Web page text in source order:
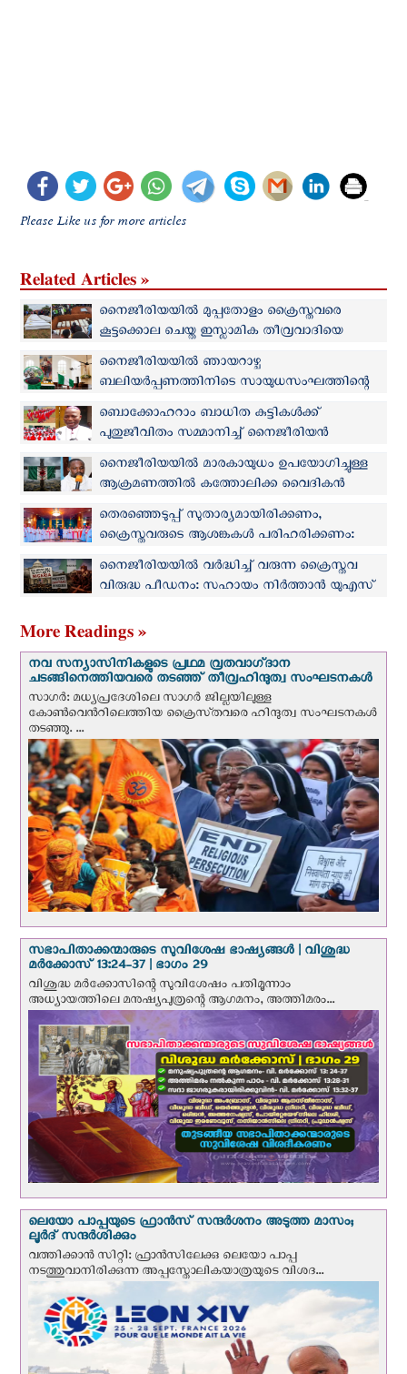
Please Like us for more articles
Related Articles »
നൈജീരിയയില്‍ മുപ്പതോളം ക്രൈസ്തവരെ
കൂട്ടക്കൊല ചെയ്ത ഇസ്ലാമിക തീവ്രവാദിയെ
സൈന്യം അറസ്റ്റ് ചെയ്തു
നൈജീരിയയില്‍ ഞായറാഴ്ച
ബലിയര്‍പ്പണത്തിനിടെ സായുധസംഘത്തിന്റെ
ആക്രമണം: 2 പേരെ തട്ടിക്കൊണ്ടുപോയി
ബൊക്കോഹറാം ബാധിത കുട്ടികൾക്ക്
പുതുജീവിതം സമ്മാനിച്ച് നൈജീരിയന്‍
സഭയുടെ വിദ്യാഭ്യാസ പദ്ധതി
നൈജീരിയയിൽ മാരകായുധം ഉപയോഗിച്ചുള്ള
ആക്രമണത്തിൽ കത്തോലിക്ക വൈദികൻ
കൊല്ലപ്പെട്ടു
തെരഞ്ഞെടുപ്പ് സുതാര്യമായിരിക്കണം,
ക്രൈസ്തവരുടെ ആശങ്കകൾ പരിഹരിക്കണം:
നൈജീരിയന്‍ മെത്രാൻ സമിതി
നൈജീരിയയില്‍ വര്‍ദ്ധിച്ച് വരുന്ന ക്രൈസ്തവ
വിരുദ്ധ പീഡനം: സഹായം നിർത്താൻ യുഎസ്
More Readings »
നവ സന്യാസിനികളുടെ പ്രഥമ വ്രതവാഗ്‌ദാന
ചടങ്ങിനെത്തിയവരെ തടഞ്ഞ് തീവ്രഹിന്ദുത്വ സംഘടനകള്‍
സാഗർ: മധ്യപ്രദേശിലെ സാഗർ ജില്ലയിലുള്ള
കോൺവെന്‍റിലെത്തിയ ക്രൈസ്‌തവരെ ഹിന്ദുത്വ സംഘടനകൾ
തടഞ്ഞു. ...
സഭാപിതാക്കന്മാരുടെ സുവിശേഷ ഭാഷ്യങ്ങള്‍ | വിശുദ്ധ
മര്‍ക്കോസ് 13:24-37 | ഭാഗം 29
വിശുദ്ധ മര്‍ക്കോസിന്റെ സുവിശേഷം പതിമൂന്നാം
അധ്യായത്തിലെ മനുഷ്യപുത്രന്റെ ആഗമനം, അത്തിമരം...
ലെയോ പാപ്പയുടെ ഫ്രാന്‍സ് സന്ദര്‍ശനം അടുത്ത മാസം;
ലൂര്‍ദ് സന്ദര്‍ശിക്കും
വത്തിക്കാന്‍ സിറ്റി: ഫ്രാൻസിലേക്കു ലെയോ പാപ്പ
നടത്തുവാനിരിക്കുന്ന അപ്പസ്തോലികയാത്രയുടെ വിശദ...